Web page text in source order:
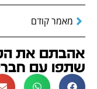
מאמר קודם
אהבתם את
שתפו עם